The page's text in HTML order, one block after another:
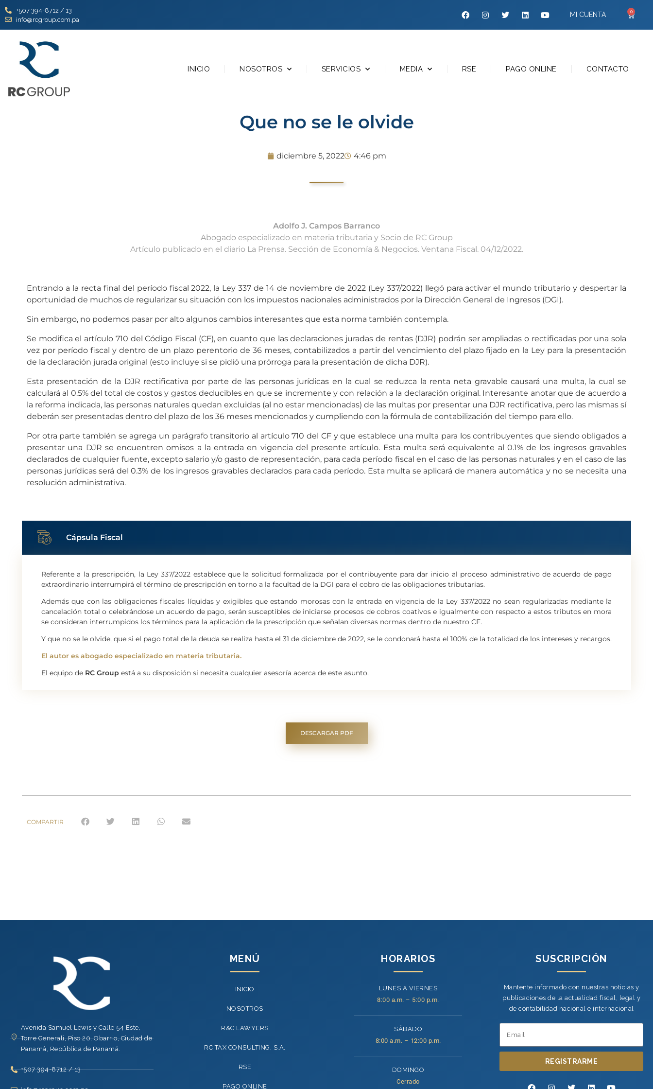
+507 394-8712 / 13
info@rcgroup.com.pa
MI CUENTA 0
INICIO NOSOTROS SERVICIOS MEDIA RSE PAGO ONLINE CONTACTO
Que no se le olvide
diciembre 5, 2022 4:46 pm
Adolfo J. Campos Barranco
Abogado especializado en materia tributaria y Socio de RC Group
Artículo publicado en el diario La Prensa. Sección de Economía & Negocios. Ventana Fiscal. 04/12/2022.
Entrando a la recta final del período fiscal 2022, la Ley 337 de 14 de noviembre de 2022 (Ley 337/2022) llegó para activar el mundo tributario y despertar la
oportunidad de muchos de regularizar su situación con los impuestos nacionales administrados por la Dirección General de Ingresos (DGI).
Sin embargo, no podemos pasar por alto algunos cambios interesantes que esta norma también contempla.
Se modifica el artículo 710 del Código Fiscal (CF), en cuanto que las declaraciones juradas de rentas (DJR) podrán ser ampliadas o rectificadas por una sola
vez por período fiscal y dentro de un plazo perentorio de 36 meses, contabilizados a partir del vencimiento del plazo fijado en la Ley para la presentación
de la declaración jurada original (esto incluye si se pidió una prórroga para la presentación de dicha DJR).
Esta presentación de la DJR rectificativa por parte de las personas jurídicas en la cual se reduzca la renta neta gravable causará una multa, la cual se
calculará al 0.5% del total de costos y gastos deducibles en que se incremente y con relación a la declaración original. Interesante anotar que de acuerdo a
la reforma indicada, las personas naturales quedan excluidas (al no estar mencionadas) de las multas por presentar una DJR rectificativa, pero las mismas sí
deberán ser presentadas dentro del plazo de los 36 meses mencionados y cumpliendo con la fórmula de contabilización del tiempo para ello.
Por otra parte también se agrega un parágrafo transitorio al artículo 710 del CF y que establece una multa para los contribuyentes que siendo obligados a
presentar una DJR se encuentren omisos a la entrada en vigencia del presente artículo. Esta multa será equivalente al 0.1% de los ingresos gravables
declarados de cualquier fuente, excepto salario y/o gasto de representación, para cada período fiscal en el caso de las personas naturales y en el caso de las
personas jurídicas será del 0.3% de los ingresos gravables declarados para cada período. Esta multa se aplicará de manera automática y no se necesita una
resolución administrativa.
Cápsula Fiscal
Referente a la prescripción, la Ley 337/2022 establece que la solicitud formalizada por el contribuyente para dar inicio al proceso administrativo de acuerdo de pago
extraordinario interrumpirá el término de prescripción en torno a la facultad de la DGI para el cobro de las obligaciones tributarias.
Además que con las obligaciones fiscales líquidas y exigibles que estando morosas con la entrada en vigencia de la Ley 337/2022 no sean regularizadas mediante la
cancelación total o celebrándose un acuerdo de pago, serán susceptibles de iniciarse procesos de cobros coativos e igualmente con respecto a estos tributos en mora
se consideran interrumpidos los términos para la aplicación de la prescripción que señalan diversas normas dentro de nuestro CF.
Y que no se le olvide, que si el pago total de la deuda se realiza hasta el 31 de diciembre de 2022, se le condonará hasta el 100% de la totalidad de los intereses y recargos.
El autor es abogado especializado en materia tributaria.
El equipo de RC Group está a su disposición si necesita cualquier asesoría acerca de este asunto.
DESCARGAR PDF
COMPARTIR
Avenida Samuel Lewis y Calle 54 Este,
Torre Generali, Piso 20, Obarrio, Ciudad de
Panamá, República de Panamá.
+507 394-8712 / 13
MENÚ
INICIO
NOSOTROS
R&C LAWYERS
RC TAX CONSULTING, S.A.
RSE
PAGO ONLINE
HORARIOS
LUNES A VIERNES
8:00 a.m. – 5:00 p.m.
SÁBADO
8:00 a.m. – 12:00 p.m.
DOMINGO
Cerrado
SUSCRIPCIÓN
Mantente informado con nuestras noticias y
publicaciones de la actualidad fiscal, legal y
de contabilidad nacional e internacional
REGISTRARME